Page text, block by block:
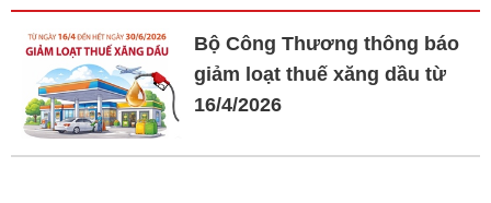
Bộ Công Thương thông báo
giảm loạt thuế xăng dầu từ
16/4/2026